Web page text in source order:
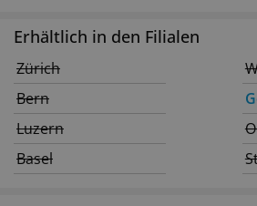
Erhältlich in den Filialen
Zürich
Bern
Luzern
Basel